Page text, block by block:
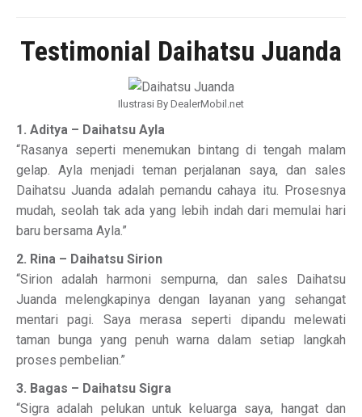
Testimonial Daihatsu Juanda
Ilustrasi By DealerMobil.net
1. Aditya – Daihatsu Ayla
“Rasanya seperti menemukan bintang di tengah malam
gelap. Ayla menjadi teman perjalanan saya, dan sales
Daihatsu Juanda adalah pemandu cahaya itu. Prosesnya
mudah, seolah tak ada yang lebih indah dari memulai hari
baru bersama Ayla.”
2. Rina – Daihatsu Sirion
“Sirion adalah harmoni sempurna, dan sales Daihatsu
Juanda melengkapinya dengan layanan yang sehangat
mentari pagi. Saya merasa seperti dipandu melewati
taman bunga yang penuh warna dalam setiap langkah
proses pembelian.”
3. Bagas – Daihatsu Sigra
“Sigra adalah pelukan untuk keluarga saya, hangat dan